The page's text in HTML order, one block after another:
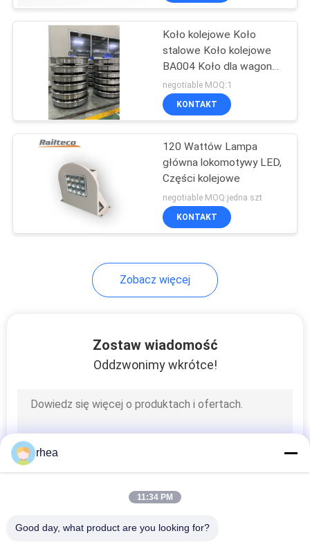
Koło kolejowe Koło
stalowe Koło kolejowe
BA004 Koło dla wagonu
kolejowego Y25
negotiable MOQ:1
KONTAKT
120 Wattów Lampa
główna lokomotywy LED,
Części kolejowe
negotiable MOQ:jedna szt
KONTAKT
Zobacz więcej
Zostaw wiadomość
Oddzwonimy wkrótce!
rhea
11:34 PM
Good day, what product are you looking for?